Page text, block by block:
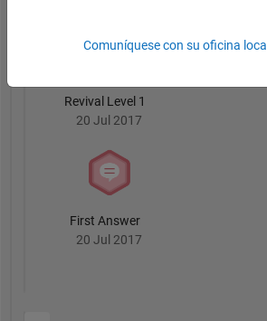
Revival Level 1
20 Jul 2017
First Answer
20 Jul 2017
Comuníquese con su oficina local